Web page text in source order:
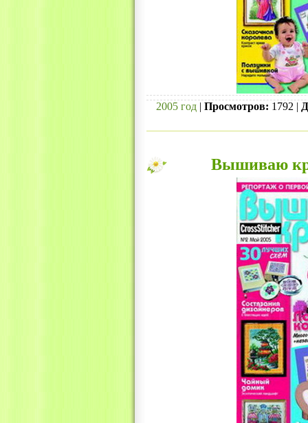
2005 год| Просмотров: 1792 |
Вышиваю